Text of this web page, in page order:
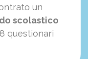
un
scolastico
questionari